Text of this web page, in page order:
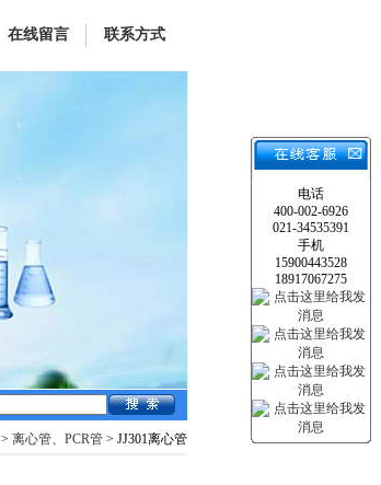
在线留言 联系方式
> 离心管、PCR管 > JJ301离心管
电话
400-002-6926
021-34535391
手机
15900443528
18917067275